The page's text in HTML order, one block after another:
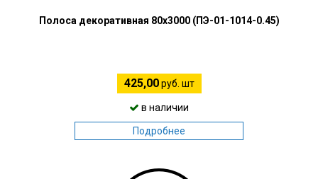
Полоса декоративная 80х3000 (ПЭ-01-1014-0.45)
425,00руб. шт
в наличии
Подробнее